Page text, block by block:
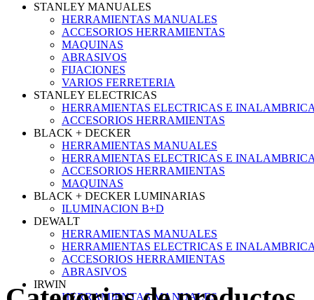
STANLEY MANUALES
HERRAMIENTAS MANUALES
ACCESORIOS HERRAMIENTAS
MAQUINAS
ABRASIVOS
FIJACIONES
VARIOS FERRETERIA
STANLEY ELECTRICAS
HERRAMIENTAS ELECTRICAS E
ACCESORIOS HERRAMIENTAS
BLACK + DECKER
HERRAMIENTAS MANUALES
HERRAMIENTAS ELECTRICAS E
ACCESORIOS HERRAMIENTAS
MAQUINAS
BLACK + DECKER LUMINARIAS
ILUMINACION B+D
DEWALT
HERRAMIENTAS MANUALES
HERRAMIENTAS ELECTRICAS E
ACCESORIOS HERRAMIENTAS
ABRASIVOS
IRWIN
HERRAMIENTAS MANUALES